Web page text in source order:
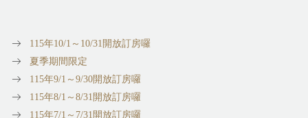
115年10/1～10/31開放訂房囉
夏季期間限定
115年9/1～9/30開放訂房囉
115年8/1～8/31開放訂房囉
115年7/1～7/31開放訂房囉